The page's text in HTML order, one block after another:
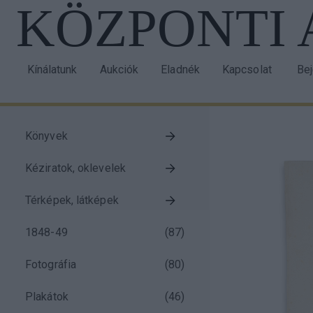
Ugrás
tartalomra
navigation
Kínálatunk Aukciók Eladnék Kapcsolat
block
Könyvek
Kéziratok, oklevelek
Térképek, látképek
1848-49 (87)
Fotográfia (80)
Plakátok (46)